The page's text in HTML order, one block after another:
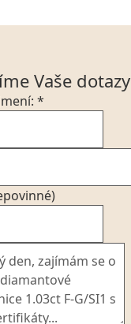
Vaše dotazy
*